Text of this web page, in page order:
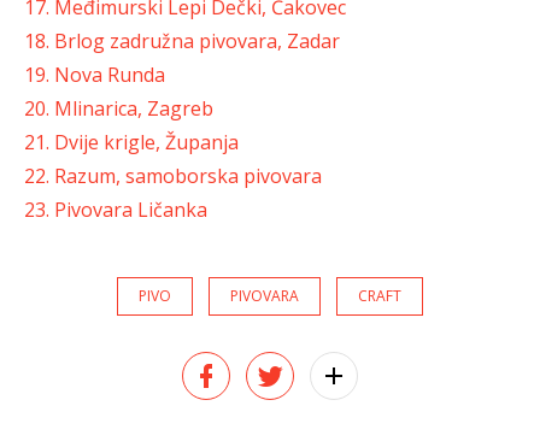
17. Međimurski Lepi Dečki, Čakovec
18. Brlog zadružna pivovara, Zadar
19. Nova Runda
20. Mlinarica, Zagreb
21. Dvije krigle, Županja
22. Razum, samoborska pivovara
23. Pivovara Ličanka
PIVO PIVOVARA CRAFT